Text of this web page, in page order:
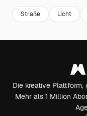
Straße Licht
Die kreative
Mehr als 1 Million